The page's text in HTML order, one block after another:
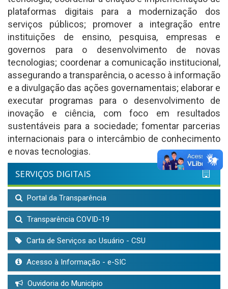
plataformas digitais para a modernização dos
serviços públicos; promover a integração entre
instituições de ensino, pesquisa, empresas e
governos para o desenvolvimento de novas
tecnologias; coordenar a comunicação institucional,
assegurando a transparência, o acesso à informação
e a divulgação das ações governamentais; elaborar e
executar programas para o desenvolvimento de
inovação e ciência, com foco em resultados
sustentáveis para a sociedade; fomentar parcerias
internacionais para o intercâmbio de conhecimento
e novas tecnologias.
SERVIÇOS DIGITAIS
Portal da Transparência
Transparência COVID-19
Carta de Serviços ao Usuário - CSU
Acesso à Informação - e-SIC
Ouvidoria do Município